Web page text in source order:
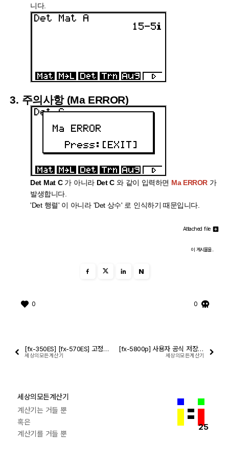
니다.
3. 주의사항 (Ma ERROR)
Det Mat C가 아니라 Det C와 같이 입력하면 Ma ERROR가
발생합니다.
'Det 행렬' 이 아니라 'Det 상수' 로 인식하기 때문입니다.
Attached file
이 게시물을..
N
0 0
[fx-350ES] [fx-570ES] 고정 소숫점 표시(기호)의 지정 방법
세상의모든계산기
[fx-5800p] 사용자 공식 저장 및 사용
세상의모든계산기
25
세상의모든계산기
계산기는 거들 뿐
혹은
계산기를 거들 뿐